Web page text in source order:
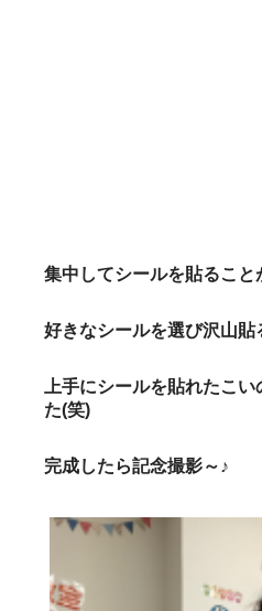
集中してシールを貼るこ
好きなシールを選び沢山貼
上手にシールを貼れたこ
た(笑)
完成したら記念撮影～♪